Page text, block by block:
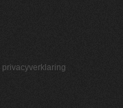
privacyverklaring